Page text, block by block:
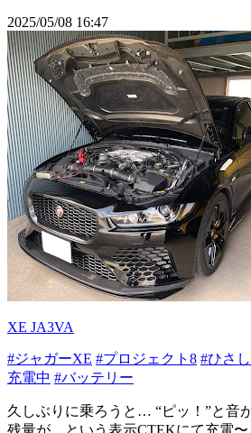
2025/05/08 16:47
XE JA3VA
#ジャガーXE #プロジェクト8 #ひさ
充電中 #バッテリー
久しぶりに乗ろうと… “ピッ！”と音
残量が…という表示CTEKにて充電〜